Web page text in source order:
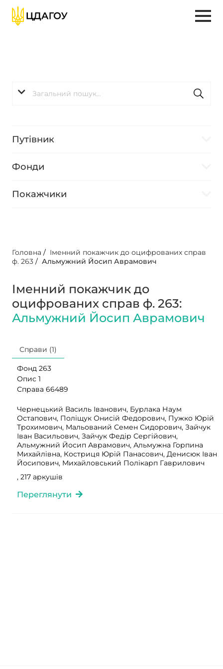
Путівник
Фонди
Покажчики
Головна / Іменний покажчик до оцифрованих справ
ф. 263 / Альмужний Йосип Аврамович
Іменний покажчик до
оцифрованих справ ф. 263:
Альмужний Йосип Аврамович
Справи (1)
Фонд 263
Опис 1
Справа 66489
Чернецький Василь Іванович, Бурлака Наум
Остапович, Поліщук Онисій Федорович, Пужко Юрій
Трохимович, Мальований Семен Сидорович, Зайчук
Іван Васильович, Зайчук Федір Сергійович,
Альмужний Йосип Аврамович, Альмужна Горпина
Михайлівна, Костриця Юрій Панасович, Денисюк Іван
Йосипович, Михайловський Полікарп Гаврилович
, 217 аркушів
Переглянути